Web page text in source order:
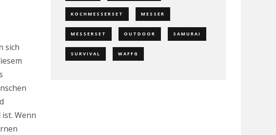
sich
Wenn
KOCHMESSERSET MESSER
MESSERSET OUTDOOR SAMURAI
SURVIVAL WAFFG